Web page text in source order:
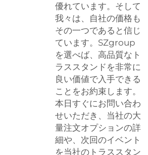
優れています。そして
我々は、自社の価格も
その一つであると信じ
ています。SZgroup
を選べば、高品質なト
ラススタンドを非常に
良い価値で入手できる
ことをお約束します。
本日すぐにお問い合わ
せいただき、当社の大
量注文オプションの詳
細や、次回のイベント
を当社のトラススタン